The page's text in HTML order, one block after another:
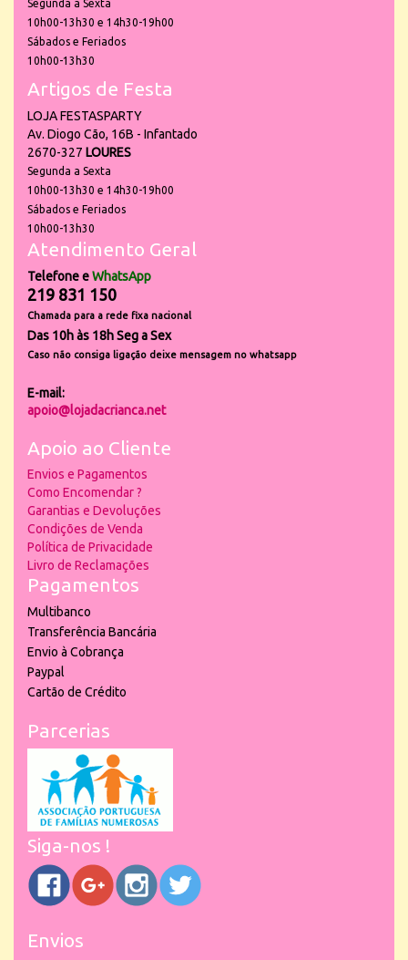
Segunda a Sexta
10h00-13h30 e 14h30-19h00
Sábados e Feriados
10h00-13h30
Artigos de Festa
LOJA FESTASPARTY
Av. Diogo Cão, 16B - Infantado
2670-327 LOURES
Segunda a Sexta
10h00-13h30 e 14h30-19h00
Sábados e Feriados
10h00-13h30
Atendimento Geral
Telefone eWhatsApp
219 831 150
Chamada para a rede fixa nacional
Das 10h às 18h Seg a Sex
Caso não consiga ligação deixe mensagem no whatsapp
E-mail:
apoio@lojadacrianca.net
Apoio ao Cliente
Envios e Pagamentos
Como Encomendar ?
Garantias e Devoluções
Condições de Venda
Política de Privacidade
Livro de Reclamações
Pagamentos
Multibanco
Transferência Bancária
Envio à Cobrança
Paypal
Cartão de Crédito
Parcerias
Siga-nos !
Envios